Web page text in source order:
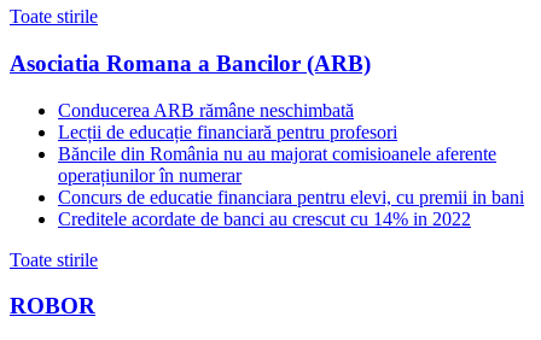
Toate stirile
Asociatia Romana a Bancilor (ARB)
Conducerea ARB rămâne neschimbată
Lecții de educație financiară pentru profesori
Băncile din România nu au majorat comisioanele aferente
operațiunilor în numerar
Concurs de educatie financiara pentru elevi, cu premii in bani
Creditele acordate de banci au crescut cu 14% in 2022
Toate stirile
ROBOR